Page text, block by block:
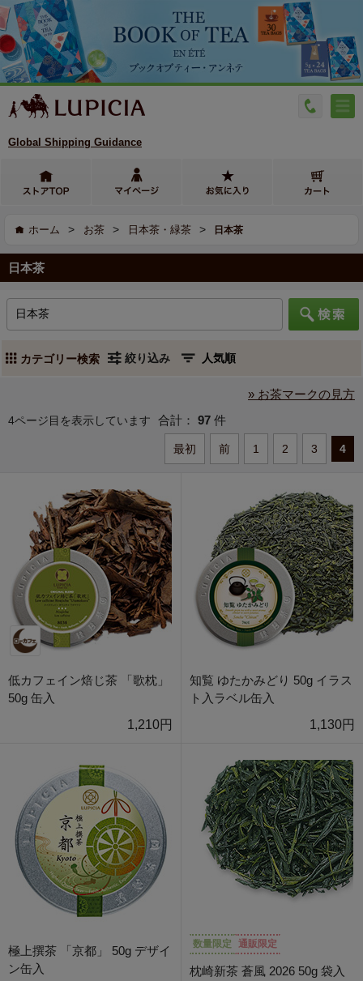
Global Shipping Guidance
ホーム > お茶 > 日本茶・緑茶 > 日本茶
日本茶
カテゴリー検索 絞り込み
» お茶マークの見方
4ページ目を表示しています 合計： 97 件
最初 前 1 2 3 4
低カフェイン焙じ茶 「歌枕」
50g 缶入
1,210円
知覧 ゆたかみどり 50g イラス
ト入ラベル缶入
1,130円
極上撰茶 「京都」 50g デザイ
ン缶入
数量限定 通販限定
枕崎新茶 蒼風 2026 50g 袋入